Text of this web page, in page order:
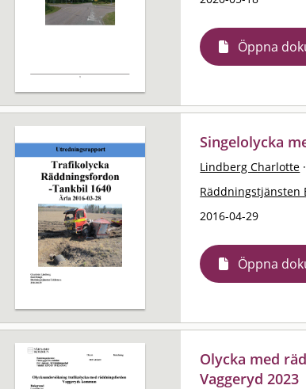
Öppna
Singelolycka
Lindberg Charlotte ·
Räddningstjänsten
2016-04-29
Öppna
Olycka med
Vaggeryd 2023